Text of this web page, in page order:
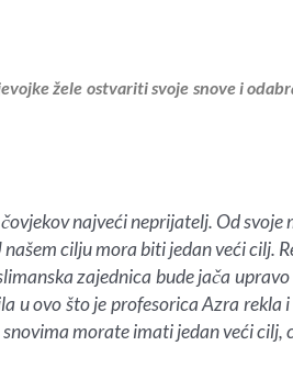
žele ostvariti svoje snove i
najveći neprijatelj. Od
našem cilju mora biti jedan veći cilj.
zajednica bude jača
u ovo što je profesorica Azra
morate imati jedan veći